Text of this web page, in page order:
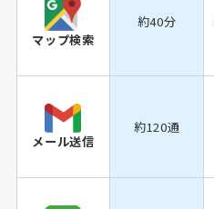
マップ検索
約40分
メール送信
約120通